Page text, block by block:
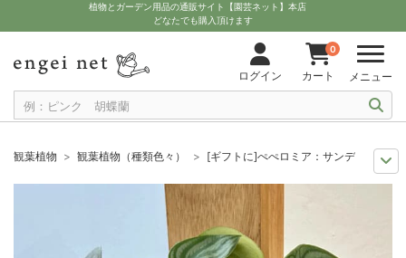
植物とガーデン用品の通販サイト【園芸ネット】本店
どなたでも購入頂けます
ログイン
0
カート メニュー
観葉植物 観葉植物（種類色々）
[ギフトに]ぺぺロミア：サンデルシー4
ギフト
観葉植物
[ギフトに]ぺぺロミア：サンデルシー4号 ジュートポ
引越し・新築・開店祝い
[ギフトに]ぺぺロミア：サンデルシー4
そのまま飾れる観葉植物 [ギフトに]ぺぺロミア：サンデ